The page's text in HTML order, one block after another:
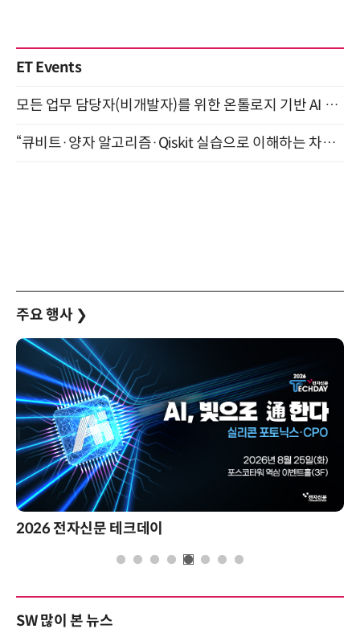
ET Events
모든 업무 담당자(비개발자)를 위한 온톨로지 기반 AI 지식체계 설계 1-day 워크숍 8월 20일 개최
“큐비트·양자 알고리즘·Qiskit 실습으로 이해하는 차세대 컴퓨팅” (8/28)
주요 행사 ❯
2026 전자신문 테크데이
SW 많이 본 뉴스